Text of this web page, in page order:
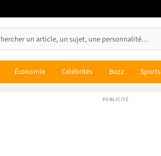
Économie Célébrités Buzz Sports